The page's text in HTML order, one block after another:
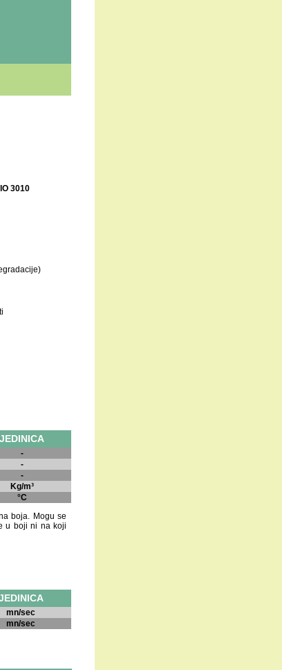
3010
JEDINICA
-
-
-
Kg/m³
°C
boja. Mogu se
u boji ni na koji
mn/sec
mn/sec